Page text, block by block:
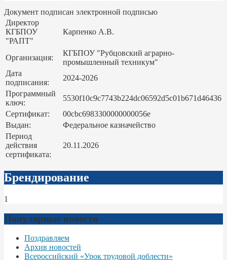
Документ подписан электронной подписью
Директор
КГБПОУ
"РАПТ"
Карпенко А.В.
Организация:
КГБПОУ "Рубцовский аграрно-
промышленный техникум"
Дата
подписания:
2024-2026
Программный
ключ:
5530f10c9c7743b224dc06592d5c01b671d46436
Сертификат:
00cbc6983300000000056e
Выдан:
Федеральное казначейство
Период
действия
сертификата:
20.11.2026
Брендирование
1
Популярные новости
Поздравляем
Архив новостей
Всероссийский «Урок трудовой доблести»